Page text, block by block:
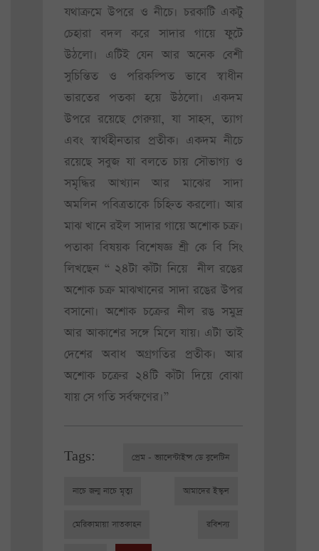
যথাক্রমে উপরে ও নীচে। চরকাটি একটু
চেহারা বদল করে সাদার গায়ে ফুটে
উঠলো। এটিই যেন আর অনেক বেশী
সুচিন্তিত ও পরিকল্পিত ভাবে স্বাধীন
ভারতের পতকা হয়ে উঠলো। একদম
উপরে রয়েছে গেরুয়া, যা সাহস, ত্যাগ
এবং স্বার্থহীনতার প্রতীক। একদম নীচে
রয়েছে সবুজ যা বলতে চায় সৌভাগ্য ও
সমৃদ্ধির আখ্যান আর মাঝের সাদা
অমলিন পবিত্রতাকে চিহ্নিত করলো। আর
মাঝ খানে রইল সাদার গায়ে অশোক চক্র।
পতাকা বিষয়ক বিশেষজ্ঞ শ্রী কে বি সিং
লিখছেন “ ২৪টা কাঁটা নিয়ে নীল রঙের
অশোক চক্র মাঝখানের সাদা রঙের উপর
বসানো। অশোক চক্রের নীল রঙ সমুদ্র
আর আকাশের সঙ্গে মিলে যায়। এটা তাই
দেশের অবাধ অগ্রগতির প্রতীক। আর
অশোক চক্রের ২৪টি কাঁটা দিয়ে বোঝা
যায় সে গতি সর্বক্ষণের।”
Tags: প্রেম - ভ্যালেন্টাইন্স ডে বুলেটিন
নাচে জন্ম নাচে মৃত্যু আমাদের ইস্কুল
মেরিকামায়া সাতকাহন রবিশস্য